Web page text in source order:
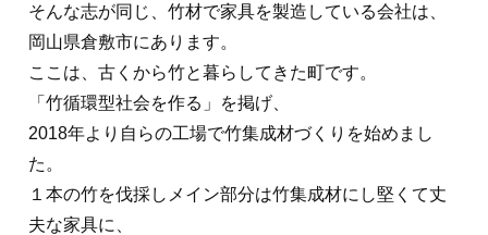
そんな志が同じ、竹材で家具を製造している会社は、
岡山県倉敷市にあります。
ここは、古くから竹と暮らしてきた町です。
「竹循環型社会を作る」 を掲げ、
2018年より自らの工場で竹集成材づくりを始めまし
た。
１本の竹を伐採しメイン部分は竹集成材にし堅くて丈
夫な家具に、